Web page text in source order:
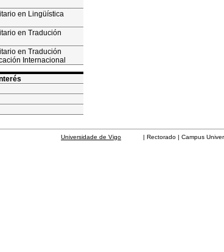
en Lingüística
en Tradución
en Tradución
Internacional
Universidade de Vigo | Rectorado | Campus